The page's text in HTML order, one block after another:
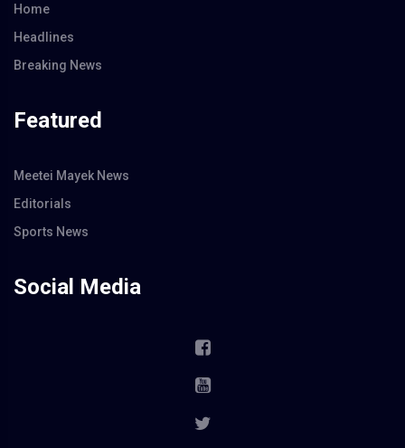
Home
Headlines
Breaking News
Featured
Meetei Mayek News
Editorials
Sports News
Social Media